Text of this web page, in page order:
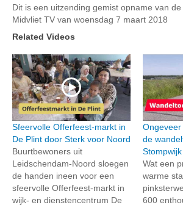
Dit is een uitzending gemist opname van
Midvliet TV van woensdag 7 maart 2018
Related Videos
Sfeervolle Offerfeest-markt in
De Plint door Sterk voor Noord
Buurtbewoners uit
Leidschendam-Noord sloegen
de handen ineen voor een
sfeervolle Offerfeest-markt in
wijk- en dienstencentrum De
de
Stompwijk
Wat een
warme
600